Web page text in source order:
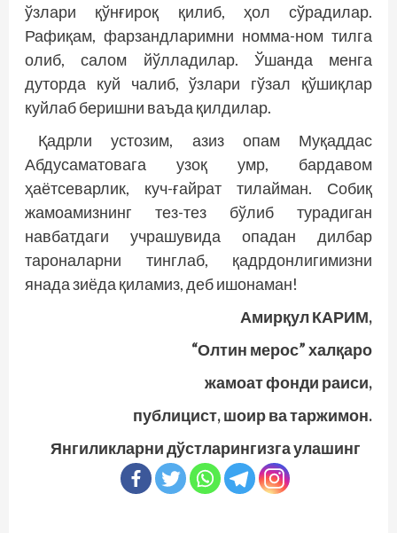
ўзлари қўнғироқ қилиб, ҳол сўрадилар.
Рафиқам, фарзандларимни номма-ном тилга
олиб, салом йўлладилар. Ўшанда менга
дуторда куй чалиб, ўзлари гўзал қўшиқлар
куйлаб беришни ваъда қилдилар.
Қадрли устозим, азиз опам Муқаддас
Абдусаматовага узоқ умр, бардавом
ҳаётсеварлик, куч-ғайрат тилайман. Собиқ
жамоамизнинг тез-тез бўлиб турадиган
навбатдаги учрашувида опадан дилбар
тароналарни тинглаб, қадрдонлигимизни
янада зиёда қиламиз, деб ишонаман!
Амирқул КАРИМ,
“Олтин мерос” халқаро
жамоат фонди раиси,
публицист, шоир ва таржимон.
Янгиликларни дўстларингизга улашинг